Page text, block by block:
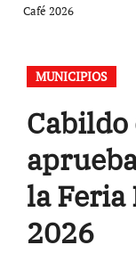
Café 2026
MUNICIPIOS
Cabildo
la Feria
2026